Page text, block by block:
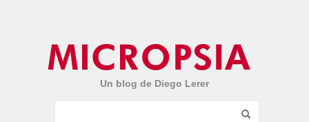
Un blog de Diego Lerer